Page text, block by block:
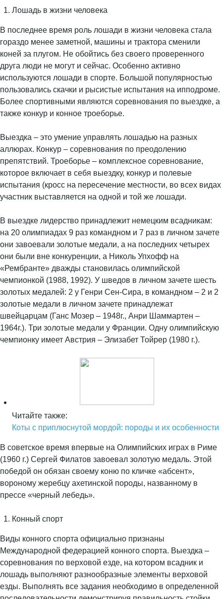
Лошадь в жизни человека
В последнее время роль лошади в жизни человека стала
гораздо менее заметной, машины и трактора сменили
коней за плугом. Не обойтись без своего проверенного
друга люди не могут и сейчас. Особенно активно
используются лошади в спорте. Большой популярностью
пользовались скачки и рысистые испытания на ипподроме.
Более спортивными являются соревнования по выездке, а
также конкур и конное троеборье.
Выездка – это умение управлять лошадью на разных
аллюрах. Конкур – соревнования по преодолению
препятствий. Троеборье – комплексное соревнование,
которое включает в себя выездку, конкур и полевые
испытания (кросс на пересечение местности, во всех видах
участник выставляется на одной и той же лошади.
В выездке лидерство принадлежит немецким всадникам:
на 20 олимпиадах 9 раз командном и 7 раз в личном зачете
они завоевали золотые медали, а на последних четырех
они были вне конкуренции, а Николь Упхофф на
«Рембранте» дважды становилась олимпийской
чемпионкой (1988, 1992). У шведов в личном зачете шесть
золотых медалей: 2 у Генри Сен-Сира, в командном – 2 и 2
золотые медали в личном зачете принадлежат
швейцарцам (Ганс Мозер – 1948г., Анри Шаммартен –
1964г.). Три золотые медали у Франции. Одну олимпийскую
чемпионку имеет Австрия – Элизабет Тойрер (1980 г.).
Читайте также:
Коты с приплюснутой мордой: породы и их особенности
В советское время впервые на Олимпийских играх в Риме
(1960 г.) Сергей Филатов завоевал золотую медаль. Этой
победой он обязан своему коню по кличке «абсент»,
вороному жеребцу ахетинской породы, названному в
прессе «черный лебедь».
Конный спорт
Виды конного спорта официально признаны
Международной федерацией конного спорта. Выездка –
соревнования по верховой езде, на котором всадник и
лошадь выполняют разнообразные элементы верховой
езды. Выполнять все задания необходимо в определенной